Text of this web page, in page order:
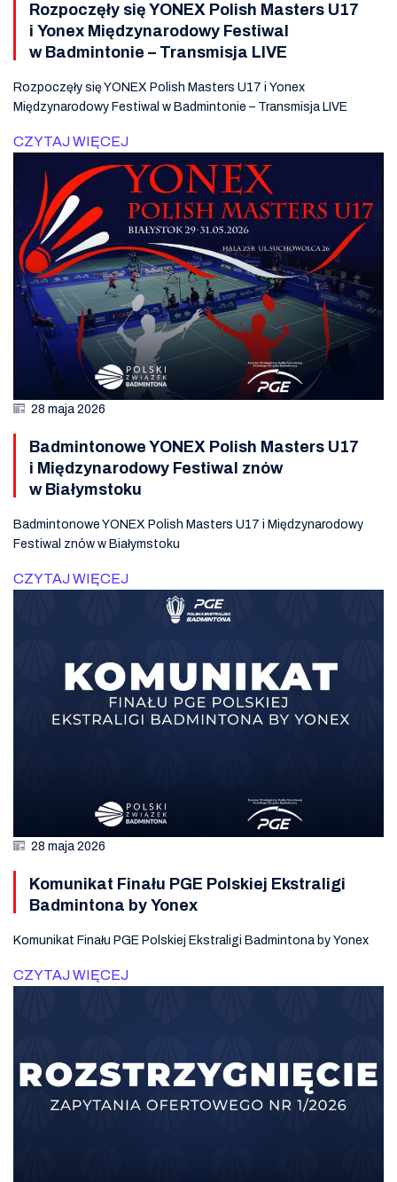
Rozpoczęły się YONEX Polish Masters U17
i Yonex Międzynarodowy Festiwal
w Badmintonie – Transmisja LIVE
Rozpoczęły się YONEX Polish Masters U17 i Yonex
Międzynarodowy Festiwal w Badmintonie – Transmisja LIVE
CZYTAJ WIĘCEJ
28 maja 2026
Badmintonowe YONEX Polish Masters U17
i Międzynarodowy Festiwal znów
w Białymstoku
Badmintonowe YONEX Polish Masters U17 i Międzynarodowy
Festiwal znów w Białymstoku
CZYTAJ WIĘCEJ
28 maja 2026
Komunikat Finału PGE Polskiej Ekstraligi
Badmintona by Yonex
Komunikat Finału PGE Polskiej Ekstraligi Badmintona by Yonex
CZYTAJ WIĘCEJ